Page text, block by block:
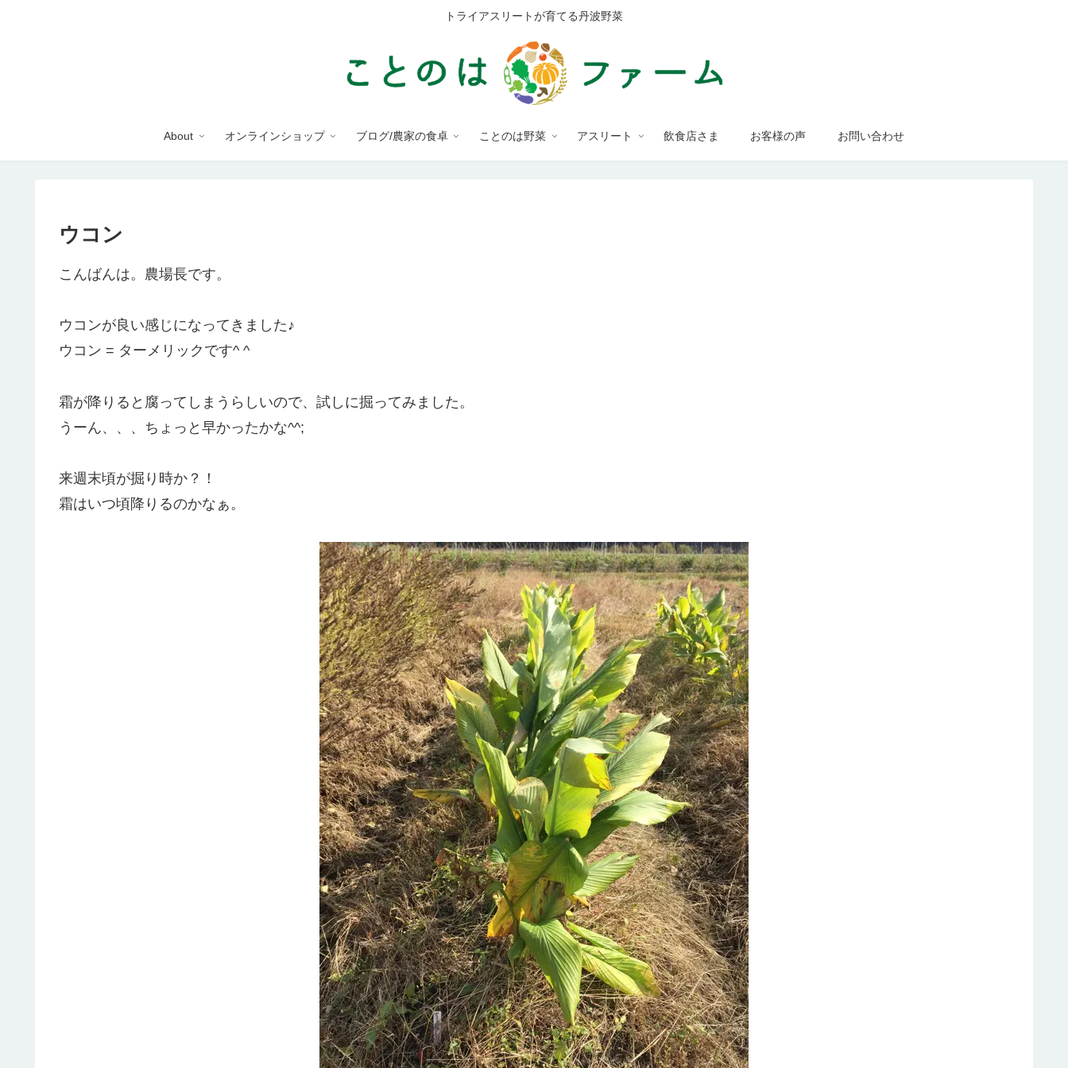
トライアスリートが育てる丹波野菜
About オンラインショップ ブログ/農家の食卓 ことのは野菜 アスリート 飲食店さま お客様の声 お問い合わせ
ウコン
こんばんは。農場長です。
ウコンが良い感じになってきました♪
ウコン = ターメリックです^ ^
霜が降りると腐ってしまうらしいので、試しに掘ってみました。
うーん、、、ちょっと早かったかな^^;
来週末頃が掘り時か？！
霜はいつ頃降りるのかなぁ。